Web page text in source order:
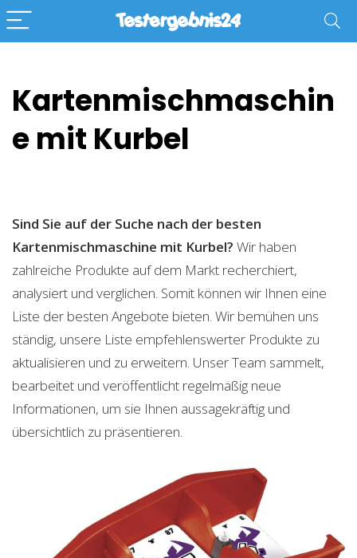
Kartenmischmaschin
e mit Kurbel
Sind Sie auf der Suche nach der besten
Kartenmischmaschine mit Kurbel? Wir haben
zahlreiche Produkte auf dem Markt recherchiert,
analysiert und verglichen. Somit können wir Ihnen eine
Liste der besten Angebote bieten. Wir bemühen uns
ständig, unsere Liste empfehlenswerter Produkte zu
aktualisieren und zu erweitern. Unser Team sammelt,
bearbeitet und veröffentlicht regelmäßig neue
Informationen, um sie Ihnen aussagekräftig und
übersichtlich zu präsentieren.